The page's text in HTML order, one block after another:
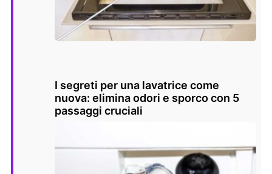
I segreti per una lavatrice come
nuova: elimina odori e sporco con 5
passaggi cruciali